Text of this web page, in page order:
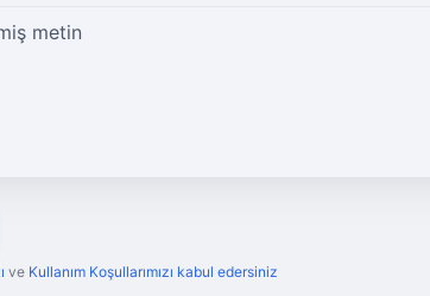
metin
ve Kullanım Koşullarımızı kabul edersiniz